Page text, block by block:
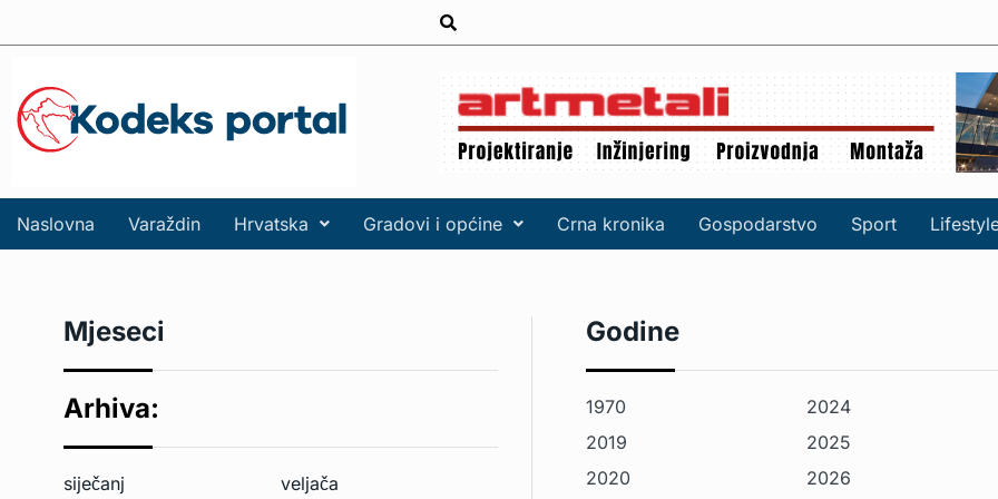
Naslovna Varaždin Hrvatska Gradovi i općine Crna kronika Gospodarstvo Sport
Mjeseci
Arhiva:
siječanj veljača
Godine
1970
2019
2020
2024
2025
2026